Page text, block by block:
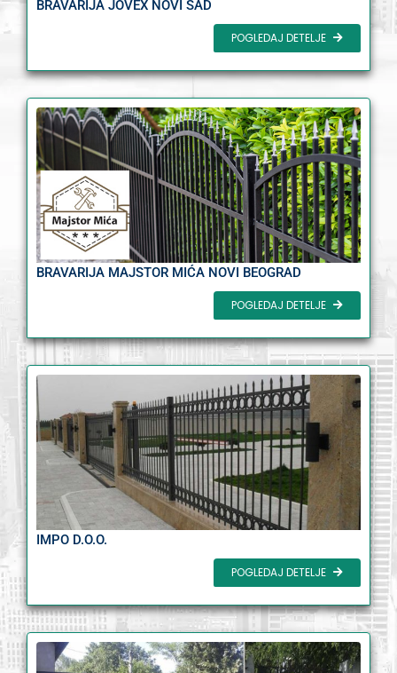
BRAVARIJA JOVEX NOVI SAD
POGLEDAJ DETELJE
BRAVARIJA MAJSTOR MIĆA NOVI BEOGRAD
POGLEDAJ DETELJE
IMPO D.O.O.
POGLEDAJ DETELJE